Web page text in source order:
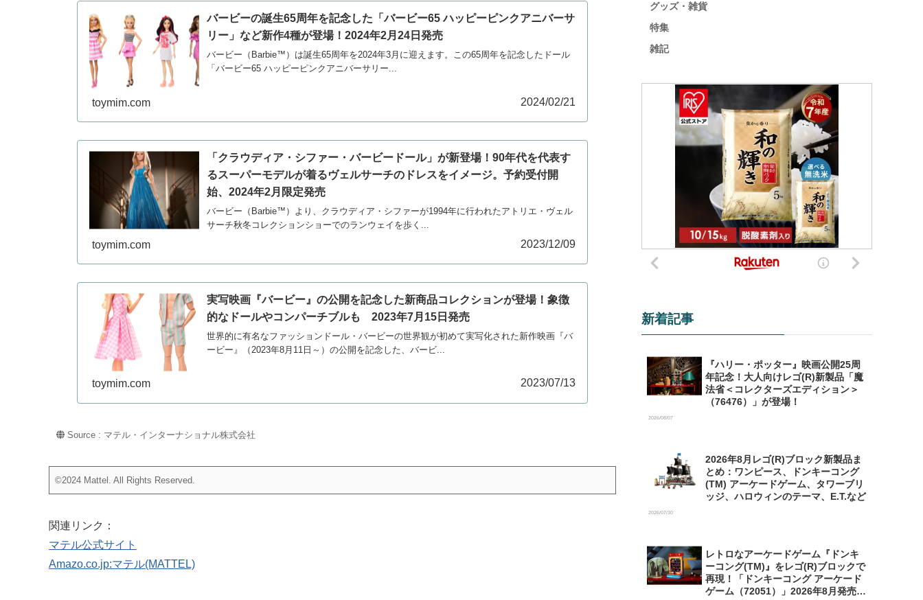
バービーの誕生65周年を記念した「バービー65 ハッピーピンクアニバーサ
リー」など新作4種が登場！2024年2月24日発売
バービー（Barbie™）は誕生65周年を2024年3月に迎えます。この65周年を記念したドール
「バービー65 ハッピーピンクアニバーサリー...
toymim.com 2024/02/21
「クラウディア・シファー・バービードール」が新登場！90年代を代表す
るスーパーモデルが着るヴェルサーチのドレスをイメージ。予約受付開
始、2024年2月限定発売
バービー（Barbie™）より、クラウディア・シファーが1994年に行われたアトリエ・ヴェル
サーチ秋冬コレクションショーでのランウェイを歩く...
toymim.com 2023/12/09
実写映画『バービー』の公開を記念した新商品コレクションが登場！象徴
的なドールやコンパーチブルも 2023年7月15日発売
世界的に有名なファッションドール・バービーの世界観が初めて実写化された新作映画『バ
ービー』（2023年8月11日～）の公開を記念した、バービ...
toymim.com 2023/07/13
Source : マテル・インターナショナル株式会社
©2024 Mattel. All Rights Reserved.
関連リンク：
マテル公式サイト
Amazo.co.jp:マテル(MATTEL)
グッズ・雑貨
特集
雑記
新着記事
『ハリー・ポッター』映画公開25周
年記念！大人向けレゴ(R)新製品「魔
法省＜コレクターズエディション＞
（76476）」が登場！
2026/08/07
2026年8月レゴ(R)ブロック新製品ま
とめ：ワンピース、ドンキーコング
(TM) アーケードゲーム、タワーブリ
ッジ、ハロウィンのテーマ、E.T.など
2026/07/30
レトロなアーケードゲーム『ドンキ
ーコング(TM)』をレゴ(R)ブロックで
再現！「ドンキーコング アーケード
ゲーム（72051）」2026年8月発売